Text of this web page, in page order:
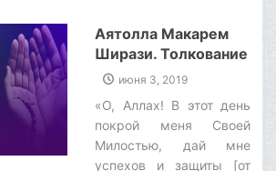
него!".‌
Аятолла Макарем
Ширази. Толкование
молитвы двадцать
месяца Рамадан
июня 3, 2019
«О, Аллах! В этот день
покрой меня Своей
Милостью, дай мне
успехов и защиты [от